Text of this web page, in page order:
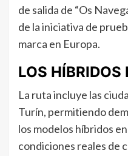
de salida de “Os
de la iniciativa de
marca en Europa.
LOS HÍBRIDOS
La ruta incluye las
Turín, permitiendo
los modelos híbridos
condiciones reales de